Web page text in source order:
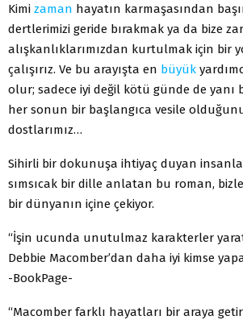
Kimi zaman hayatın karmaşasından
dertlerimizi geride bırakmak ya da bize
alışkanlıklarımızdan kurtulmak için bir
çalışırız. Ve bu arayışta en büyük
olur; sadece iyi değil kötü günde de yanı
her sonun bir başlangıca vesile
dostlarımız…
Sihirli bir dokunuşa ihtiyaç duyan
sımsıcak bir dille anlatan bu roman,
bir dünyanın içine çekiyor.
“İşin ucunda unutulmaz karakterler
Debbie Macomber’dan daha iyi kimse
-BookPage-
“Macomber farklı hayatları bir araya